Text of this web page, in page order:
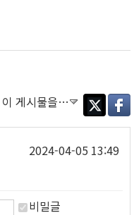
이 게시물을…
Twitter
2024-04-05 13:49
비밀글